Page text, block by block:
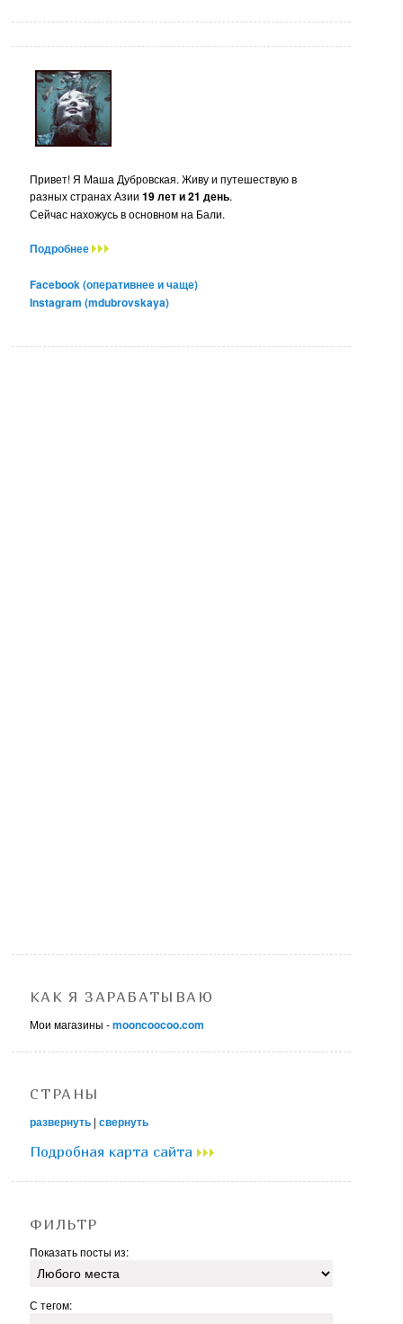
Привет! Я Маша Дубровская. Живу и путешествую в
разных странах Азии19 лет и 21 день.
Сейчас нахожусь в основном на Бали.
Подробнее
Facebook (оперативнее и чаще)
Instagram (mdubrovskaya)
КАК Я ЗАРАБАТЫВАЮ
Мои магазины -mooncoocoo.com
СТРАНЫ
развернуть |свернуть
Подробная карта сайта
ФИЛЬТР
Показать посты из:
С тегом: